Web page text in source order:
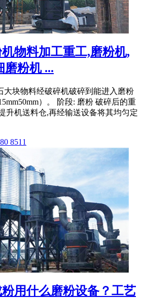
物料加工重工,磨粉机,
磨粉机 ...
大块物料经破碎机破碎到能进入磨粉
）。 阶段: 磨粉 破碎后的重
升机送料仓,再经输送设备将其均匀定
8511
用什么磨粉设备？工艺